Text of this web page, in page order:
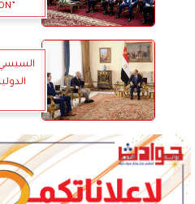
”AFRICA HEALTH EXCON”